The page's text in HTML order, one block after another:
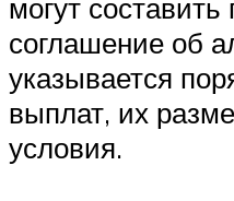
могут
соглашение об
указывается
выплат, их
условия.